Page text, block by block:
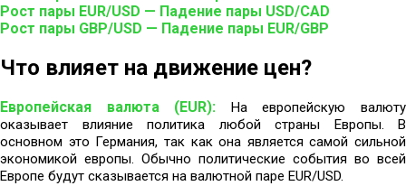
Рост пары EUR/USD — Падение пары USD/CAD
Рост пары GBP/USD — Падение пары EUR/GBP
Что влияет на движение цен?
Европейская валюта (EUR):
На европейскую валюту
оказывает влияние политика любой страны Европы. В
основном это Германия, так как она является самой сильной
экономикой европы. Обычно политические события во всей
Европе будут сказывается на валютной паре EUR/USD.